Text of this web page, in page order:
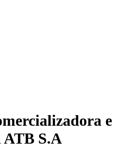
e
S.A